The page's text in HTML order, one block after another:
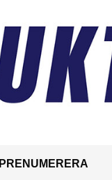
PRENUMERERA